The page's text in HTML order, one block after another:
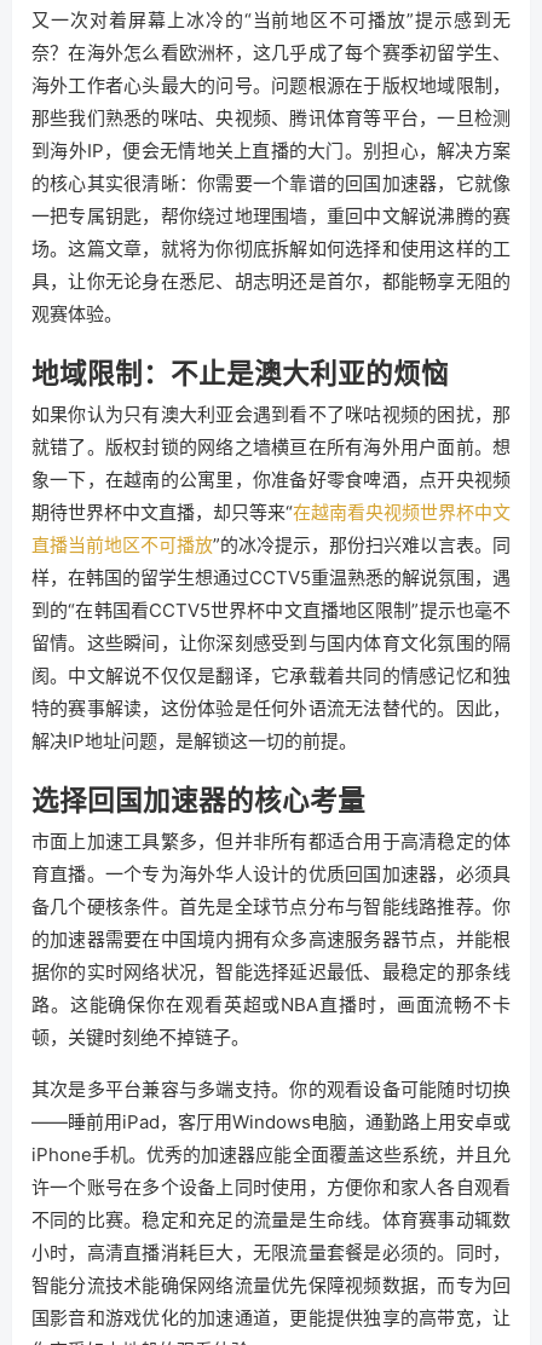
又一次对着屏幕上冰冷的“当前地区不可播放”提示感到无
奈？在海外怎么看欧洲杯，这几乎成了每个赛季初留学生、
海外工作者心头最大的问号。问题根源在于版权地域限制，
那些我们熟悉的咪咕、央视频、腾讯体育等平台，一旦检测
到海外IP，便会无情地关上直播的大门。别担心，解决方案
的核心其实很清晰：你需要一个靠谱的回国加速器，它就像
一把专属钥匙，帮你绕过地理围墙，重回中文解说沸腾的赛
场。这篇文章，就将为你彻底拆解如何选择和使用这样的工
具，让你无论身在悉尼、胡志明还是首尔，都能畅享无阻的
观赛体验。
地域限制：不止是澳大利亚的烦恼
如果你认为只有澳大利亚会遇到看不了咪咕视频的困扰，那
就错了。版权封锁的网络之墙横亘在所有海外用户面前。想
象一下，在越南的公寓里，你准备好零食啤酒，点开央视频
期待世界杯中文直播，却只等来“在越南看央视频世界杯中文
直播当前地区不可播放”的冰冷提示，那份扫兴难以言表。同
样，在韩国的留学生想通过CCTV5重温熟悉的解说氛围，遇
到的“在韩国看CCTV5世界杯中文直播地区限制”提示也毫不
留情。这些瞬间，让你深刻感受到与国内体育文化氛围的隔
阂。中文解说不仅仅是翻译，它承载着共同的情感记忆和独
特的赛事解读，这份体验是任何外语流无法替代的。因此，
解决IP地址问题，是解锁这一切的前提。
选择回国加速器的核心考量
市面上加速工具繁多，但并非所有都适合用于高清稳定的体
育直播。一个专为海外华人设计的优质回国加速器，必须具
备几个硬核条件。首先是全球节点分布与智能线路推荐。你
的加速器需要在中国境内拥有众多高速服务器节点，并能根
据你的实时网络状况，智能选择延迟最低、最稳定的那条线
路。这能确保你在观看英超或NBA直播时，画面流畅不卡
顿，关键时刻绝不掉链子。
其次是多平台兼容与多端支持。你的观看设备可能随时切换
——睡前用iPad，客厅用Windows电脑，通勤路上用安卓或
iPhone手机。优秀的加速器应能全面覆盖这些系统，并且允
许一个账号在多个设备上同时使用，方便你和家人各自观看
不同的比赛。稳定和充足的流量是生命线。体育赛事动辄数
小时，高清直播消耗巨大，无限流量套餐是必须的。同时，
智能分流技术能确保网络流量优先保障视频数据，而专为回
国影音和游戏优化的加速通道，更能提供独享的高带宽，让